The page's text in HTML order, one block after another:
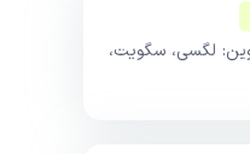
لگسی، سگویت،